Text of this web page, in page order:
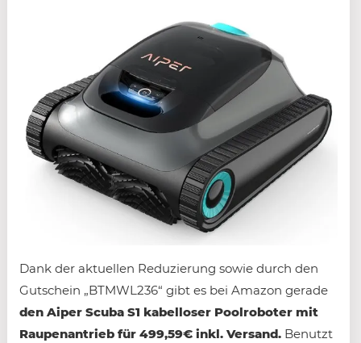
Dank der aktuellen Reduzierung sowie durch den
Gutschein „BTMWL236“ gibt es bei Amazon gerade
den Aiper Scuba S1 kabelloser Poolroboter mit
Raupenantrieb für 499,59€ inkl. Versand. Benutzt